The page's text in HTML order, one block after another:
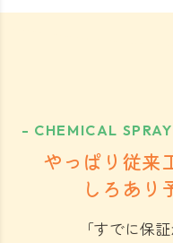
- CHEMICAL
やっぱり従来
しろあり
「すでに保